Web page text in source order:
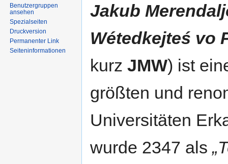
Jakub
Wétedkejteś vo
kurz JMW) ist
größten und
Universitäten
wurde 2347 als
Benutzergruppen
ansehen
Spezialseiten
Druckversion
Permanenter Link
Seiten­informationen